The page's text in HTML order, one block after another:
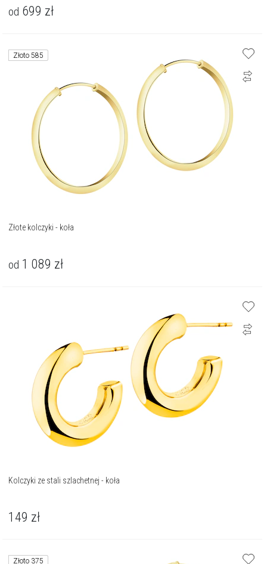
od 699 zł
Złoto 585
Złote kolczyki - koła
od 1 089 zł
Kolczyki ze stali szlachetnej - koła
149 zł
Złoto 375